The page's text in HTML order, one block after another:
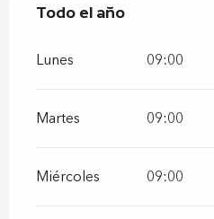
Todo el año
Todo el año
Lunes 09:00
Martes 09:00
Miércoles 09:00